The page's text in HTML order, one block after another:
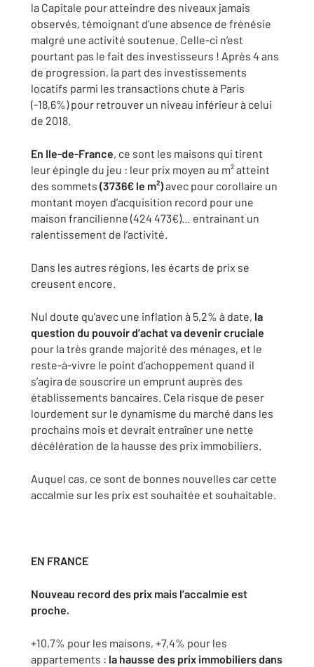
la Capitale pour atteindre des niveaux jamais
observés, témoignant d’une absence de frénésie
malgré une activité soutenue. Celle-ci n’est
pourtant pas le fait des investisseurs ! Après 4 ans
de progression, la part des investissements
locatifs parmi les transactions chute à Paris
(-18,6%) pour retrouver un niveau inférieur à celui
de 2018.
En Ile-de-France, ce sont les maisons qui tirent
leur épingle du jeu : leur prix moyen au m² atteint
des sommets (3736€ le m²)avec pour corollaire un
montant moyen d’acquisition record pour une
maison francilienne (424 473€)… entrainant un
ralentissement de l’activité.
Dans les autres régions, les écarts de prix se
creusent encore.
Nul doute qu’avec une inflation à 5,2% à date, la
question du pouvoir d’achat va devenir cruciale
pour la très grande majorité des ménages, et le
reste-à-vivre le point d’achoppement quand il
s’agira de souscrire un emprunt auprès des
établissements bancaires. Cela risque de peser
lourdement sur le dynamisme du marché dans les
prochains mois et devrait entraîner une nette
décélération de la hausse des prix immobiliers.
Auquel cas, ce sont de bonnes nouvelles car cette
accalmie sur les prix est souhaitée et souhaitable.
EN FRANCE
Nouveau record des prix mais l’accalmie est
proche.
+10,7% pour les maisons, +7,4% pour les
appartements : la hausse des prix immobiliers dans